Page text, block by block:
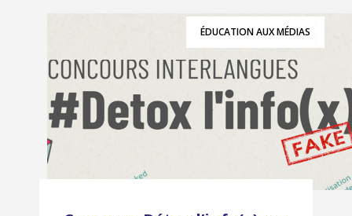
ÉDUCATION AUX MÉDIAS